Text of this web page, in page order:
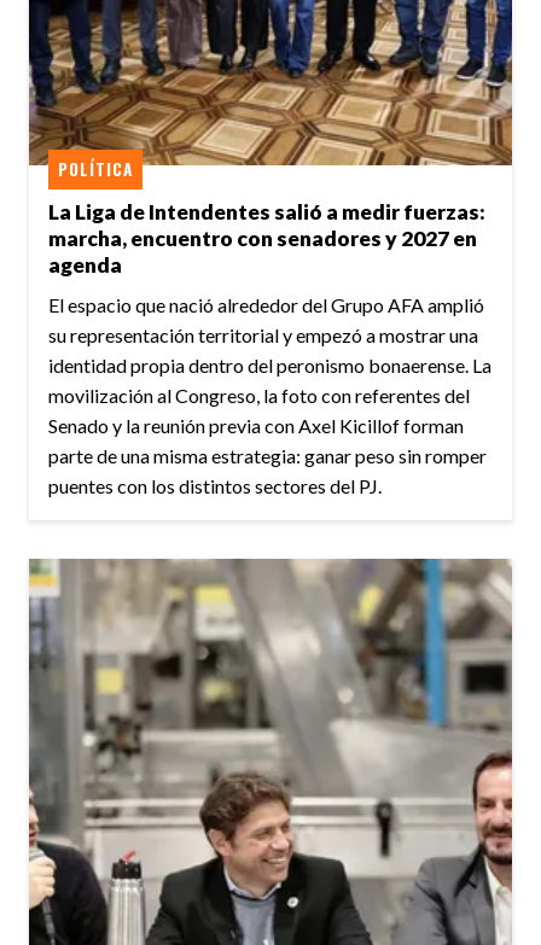
La Liga de Intendentes salió a medir fuerzas:
marcha, encuentro con senadores y 2027 en
agenda
POLÍTICA
El espacio que nació alrededor del Grupo AFA amplió
su representación territorial y empezó a mostrar una
identidad propia dentro del peronismo bonaerense. La
movilización al Congreso, la foto con referentes del
Senado y la reunión previa con Axel Kicillof forman
parte de una misma estrategia: ganar peso sin romper
puentes con los distintos sectores del PJ.